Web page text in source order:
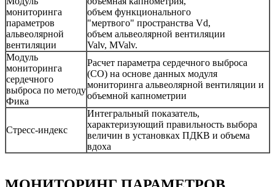
мониторинга
параметров
альвеолярной
вентиляции
объем функционального
"мертвого" пространства Vd,
объем альвеолярной вентиляции
Valv, MValv.
Модуль
мониторинга
сердечного
выброса по методу
Фика
Расчет параметра сердечного выброса
(СО) на основе данных модуля
мониторинга альвеолярной вентиляции и
объемной капнометрии
Стресс-индекс
Интегральный показатель,
характеризующий правильность выбора
величин в установках ПДКВ и объема
вдоха